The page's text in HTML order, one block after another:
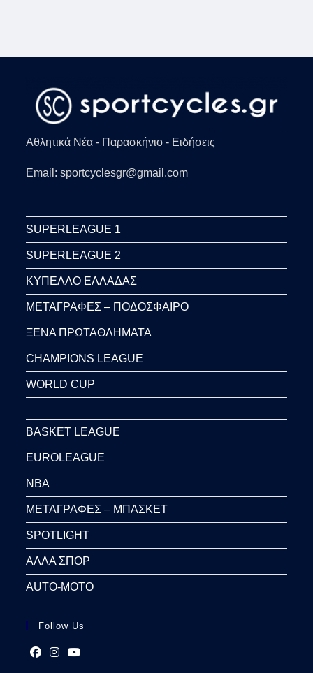
Αθλητικά Νέα - Παρασκήνιο - Ειδήσεις
Email: sportcyclesgr@gmail.com
SUPERLEAGUE 1
SUPERLEAGUE 2
ΚΥΠΕΛΛΟ ΕΛΛΑΔΑΣ
ΜΕΤΑΓΡΑΦΕΣ – ΠΟΔΟΣΦΑΙΡΟ
ΞΕΝΑ ΠΡΩΤΑΘΛΗΜΑΤΑ
CHAMPIONS LEAGUE
WORLD CUP
BASKET LEAGUE
EUROLEAGUE
NBA
ΜΕΤΑΓΡΑΦΕΣ – ΜΠΑΣΚΕΤ
SPOTLIGHT
ΑΛΛΑ ΣΠΟΡ
AUTO-MOTO
Follow Us